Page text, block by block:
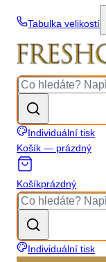
Tabulka velikostí
Individuální tisk
Košík — prázdný
Košíkprázdný
Individuální tisk